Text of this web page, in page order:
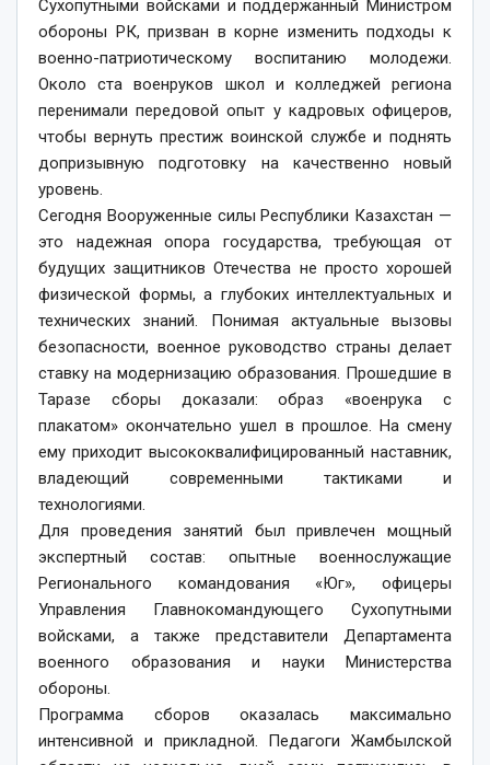
Сухопутными войсками и поддержанный Министром
обороны РК, призван в корне изменить подходы к
военно-патриотическому воспитанию молодежи.
Около ста военруков школ и колледжей региона
перенимали передовой опыт у кадровых офицеров,
чтобы вернуть престиж воинской службе и поднять
допризывную подготовку на качественно новый
уровень.
Сегодня Вооруженные силы Республики Казахстан —
это надежная опора государства, требующая от
будущих защитников Отечества не просто хорошей
физической формы, а глубоких интеллектуальных и
технических знаний. Понимая актуальные вызовы
безопасности, военное руководство страны делает
ставку на модернизацию образования. Прошедшие в
Таразе сборы доказали: образ «военрука с
плакатом» окончательно ушел в прошлое. На смену
ему приходит высококвалифицированный наставник,
владеющий современными тактиками и
технологиями.
Для проведения занятий был привлечен мощный
экспертный состав: опытные военнослужащие
Регионального командования «Юг», офицеры
Управления Главнокомандующего Сухопутными
войсками, а также представители Департамента
военного образования и науки Министерства
обороны.
Программа сборов оказалась максимально
интенсивной и прикладной. Педагоги Жамбылской